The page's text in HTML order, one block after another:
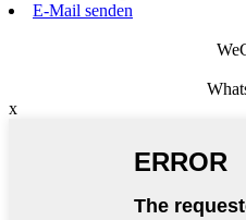
E-Mail senden
x